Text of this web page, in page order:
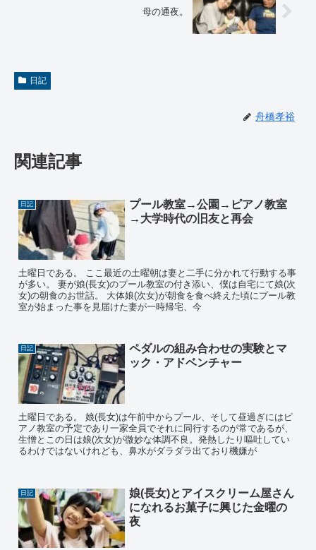
母の通夜。
日記
舟橋孝裕
関連記事
日記
プール教室→公園→ピアノ教室
→大学時代の旧友と再会
土曜日である。 ここ最近の土曜朝は妻と二手に分かれて行動する事
が多い。 妻が娘(長女)のプール教室の付き添い、僕は自宅にて娘(次
女)の朝食のお世話。 大体娘(次女)が朝食を食べ終えた頃にプール教
室が始まった事を見届けた妻が一時帰宅、今
日記
ペダルの組み合わせの実験とマ
ック・アドベンチャー
土曜日である。 娘(長女)は午前中からプール、そして昼過ぎにはピ
アノ教室の予定であり一家全員でそれに同行するのが常であるが、
生憎とこの日は娘(次女)が微妙な体調不良。発熱したり嘔吐してい
るわけではないけれども、鼻水がダラダラ出ており機嫌が
日記
娘(長女)とアイスクリーム屋さん
になれるお菓子に興じた金曜の
夜